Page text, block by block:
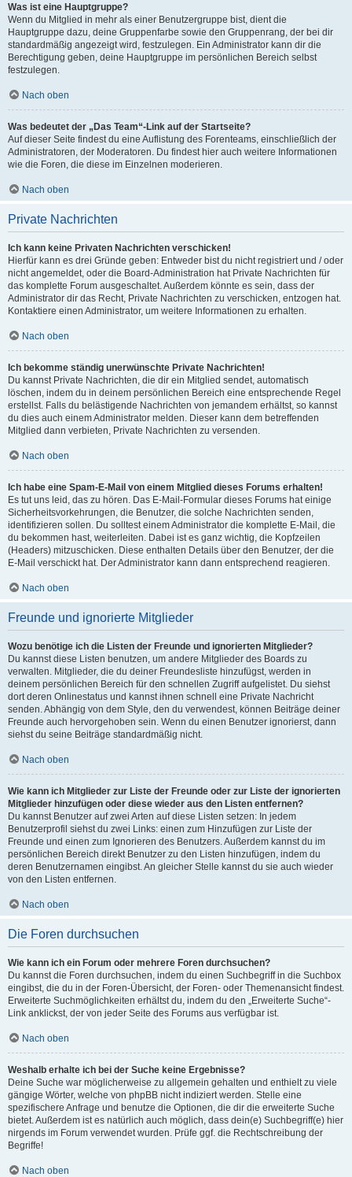
Was ist eine Hauptgruppe?
Wenn du Mitglied in mehr als einer Benutzergruppe bist, dient die
Hauptgruppe dazu, deine Gruppenfarbe sowie den Gruppenrang, der bei dir
standardmäßig angezeigt wird, festzulegen. Ein Administrator kann dir die
Berechtigung geben, deine Hauptgruppe im persönlichen Bereich selbst
festzulegen.
Nach oben
Was bedeutet der „Das Team“-Link auf der Startseite?
Auf dieser Seite findest du eine Auflistung des Forenteams, einschließlich der
Administratoren, der Moderatoren. Du findest hier auch weitere Informationen
wie die Foren, die diese im Einzelnen moderieren.
Nach oben
Private Nachrichten
Ich kann keine Privaten Nachrichten verschicken!
Hierfür kann es drei Gründe geben: Entweder bist du nicht registriert und / oder
nicht angemeldet, oder die Board-Administration hat Private Nachrichten für
das komplette Forum ausgeschaltet. Außerdem könnte es sein, dass der
Administrator dir das Recht, Private Nachrichten zu verschicken, entzogen hat.
Kontaktiere einen Administrator, um weitere Informationen zu erhalten.
Nach oben
Ich bekomme ständig unerwünschte Private Nachrichten!
Du kannst Private Nachrichten, die dir ein Mitglied sendet, automatisch
löschen, indem du in deinem persönlichen Bereich eine entsprechende Regel
erstellst. Falls du belästigende Nachrichten von jemandem erhältst, so kannst
du dies auch einem Administrator melden. Dieser kann dem betreffenden
Mitglied dann verbieten, Private Nachrichten zu versenden.
Nach oben
Ich habe eine Spam-E-Mail von einem Mitglied dieses Forums erhalten!
Es tut uns leid, das zu hören. Das E-Mail-Formular dieses Forums hat einige
Sicherheitsvorkehrungen, die Benutzer, die solche Nachrichten senden,
identifizieren sollen. Du solltest einem Administrator die komplette E-Mail, die
du bekommen hast, weiterleiten. Dabei ist es ganz wichtig, die Kopfzeilen
(Headers) mitzuschicken. Diese enthalten Details über den Benutzer, der die
E-Mail verschickt hat. Der Administrator kann dann entsprechend reagieren.
Nach oben
Freunde und ignorierte Mitglieder
Wozu benötige ich die Listen der Freunde und ignorierten Mitglieder?
Du kannst diese Listen benutzen, um andere Mitglieder des Boards zu
verwalten. Mitglieder, die du deiner Freundesliste hinzufügst, werden in
deinem persönlichen Bereich für den schnellen Zugriff aufgelistet. Du siehst
dort deren Onlinestatus und kannst ihnen schnell eine Private Nachricht
senden. Abhängig von dem Style, den du verwendest, können Beiträge deiner
Freunde auch hervorgehoben sein. Wenn du einen Benutzer ignorierst, dann
siehst du seine Beiträge standardmäßig nicht.
Nach oben
Wie kann ich Mitglieder zur Liste der Freunde oder zur Liste der ignorierten
Mitglieder hinzufügen oder diese wieder aus den Listen entfernen?
Du kannst Benutzer auf zwei Arten auf diese Listen setzen: In jedem
Benutzerprofil siehst du zwei Links: einen zum Hinzufügen zur Liste der
Freunde und einen zum Ignorieren des Benutzers. Außerdem kannst du im
persönlichen Bereich direkt Benutzer zu den Listen hinzufügen, indem du
deren Benutzernamen eingibst. An gleicher Stelle kannst du sie auch wieder
von den Listen entfernen.
Nach oben
Die Foren durchsuchen
Wie kann ich ein Forum oder mehrere Foren durchsuchen?
Du kannst die Foren durchsuchen, indem du einen Suchbegriff in die Suchbox
eingibst, die du in der Foren-Übersicht, der Foren- oder Themenansicht findest.
Erweiterte Suchmöglichkeiten erhältst du, indem du den „Erweiterte Suche“-
Link anklickst, der von jeder Seite des Forums aus verfügbar ist.
Nach oben
Weshalb erhalte ich bei der Suche keine Ergebnisse?
Deine Suche war möglicherweise zu allgemein gehalten und enthielt zu viele
gängige Wörter, welche von phpBB nicht indiziert werden. Stelle eine
spezifischere Anfrage und benutze die Optionen, die dir die erweiterte Suche
bietet. Außerdem ist es natürlich auch möglich, dass dein(e) Suchbegriff(e) hier
nirgends im Forum verwendet wurden. Prüfe ggf. die Rechtschreibung der
Begriffe!
Nach oben